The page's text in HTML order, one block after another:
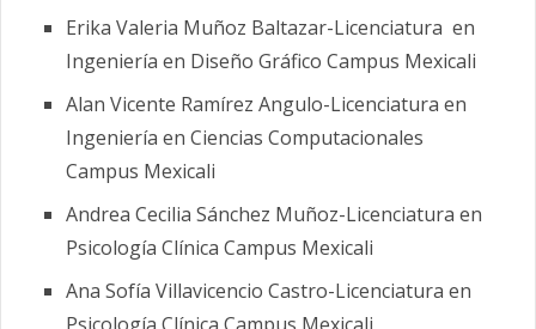
Erika Valeria Muñoz Baltazar-Licenciatura en
Ingeniería en Diseño Gráfico Campus Mexicali
Alan Vicente Ramírez Angulo-Licenciatura en
Ingeniería en Ciencias Computacionales
Campus Mexicali
Andrea Cecilia Sánchez Muñoz-Licenciatura en
Psicología Clínica Campus Mexicali
Ana Sofía Villavicencio Castro-Licenciatura en